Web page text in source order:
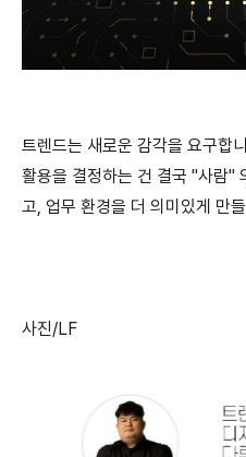
트렌드는 새로운 감각을 요구합
활용을 결정하는 건 결국 "사람"
고, 업무 환경을 더 의미있게 만
사진/LF